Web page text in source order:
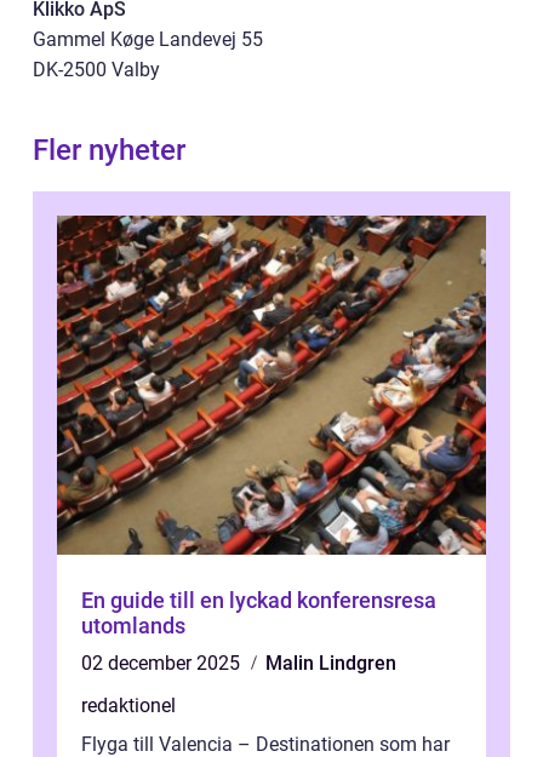
Klikko ApS
Gammel Køge Landevej 55
DK-2500 Valby
Fler nyheter
En guide till en lyckad konferensresa
utomlands
02 december 2025
Malin Lindgren
redaktionel
Flyga till Valencia – Destinationen som har